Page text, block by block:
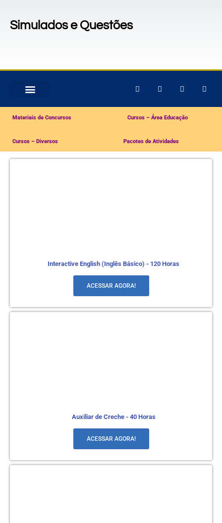
Simulados e Questões
Materiais de Concursos Cursos – Área Educação
Cursos – Diversos Pacotes de Atividades
Interactive English (Inglês Básico) - 120 Horas
ACESSAR AGORA!
Auxiliar de Creche - 40 Horas
ACESSAR AGORA!